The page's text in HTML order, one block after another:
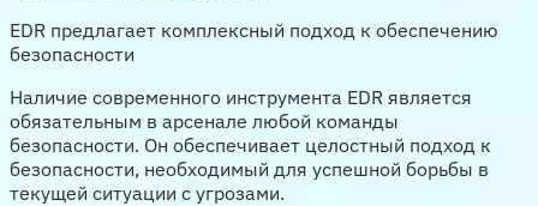
EDR предлагает комплексный подход к обеспечению
безопасности
Наличие современного инструмента EDR является
обязательным в арсенале любой команды
безопасности. Он обеспечивает целостный подход к
безопасности, необходимый для успешной борьбы в
текущей ситуации с угрозами.